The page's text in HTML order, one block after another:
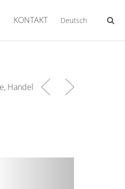
KONTAKT Deutsch
Handel